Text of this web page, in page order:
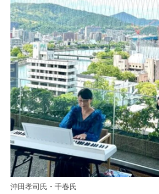
沖田孝司氏・千春氏